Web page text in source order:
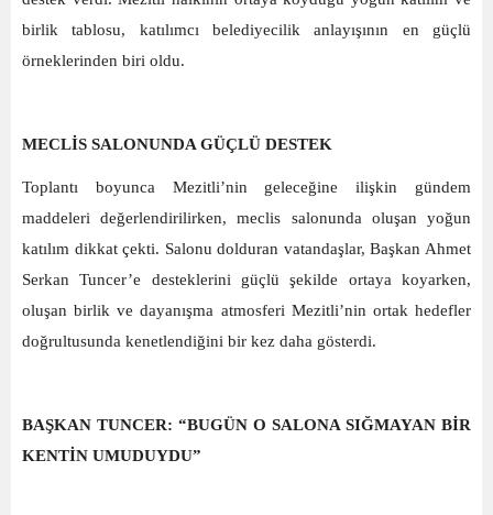
birlik tablosu, katılımcı belediyecilik anlayışının en güçlü
örneklerinden biri oldu.
MECLİS SALONUNDA GÜÇLÜ DESTEK
Toplantı boyunca Mezitli’nin geleceğine ilişkin gündem
maddeleri değerlendirilirken, meclis salonunda oluşan yoğun
katılım dikkat çekti. Salonu dolduran vatandaşlar, Başkan Ahmet
Serkan Tuncer’e desteklerini güçlü şekilde ortaya koyarken,
oluşan birlik ve dayanışma atmosferi Mezitli’nin ortak hedefler
doğrultusunda kenetlendiğini bir kez daha gösterdi.
BAŞKAN TUNCER: “BUGÜN O SALONA SIĞMAYAN BİR
KENTİN UMUDUYDU”